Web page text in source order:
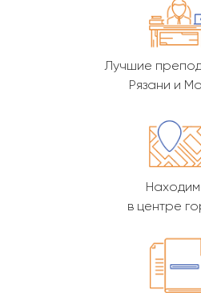
Лучшие
Рязани и
в центре